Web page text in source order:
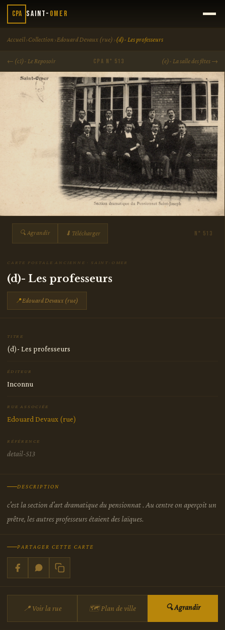
CPA Saint- Omer
Accueil›Collection ›Edouard Devaux (rue) ›(d)- Les professeurs
← (c1)- Le Reposoir CPA N° 513 (e)- La salle des fêtes →
🔍 Agrandir ⬇ Télécharger N° 513
CARTE POSTALE ANCIENNE · SAINT-OMER
(d)- Les professeurs
📍Edouard Devaux (rue)
TITRE
(d)- Les professeurs
ÉDITEUR
Inconnu
RUE ASSOCIÉE
Edouard Devaux (rue)
RÉFÉRENCE
detail-513
DESCRIPTION
c'est la section d'art dramatique du pensionnat . Au centre on aperçoit un
prêtre, les autres professeurs étaient des laïques.
PARTAGER CETTE CARTE
📍 Voir la rue 🗺 Plan de ville 🔍 Agrandir